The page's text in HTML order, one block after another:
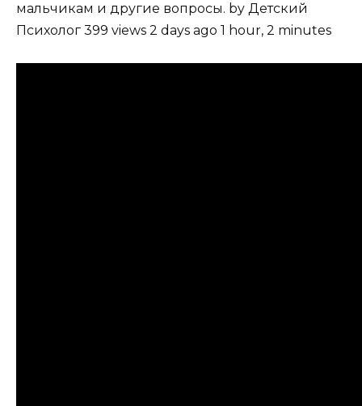
мальчикам и другие вопросы. by Детский
Психолог 399 views 2 days ago 1 hour, 2 minutes